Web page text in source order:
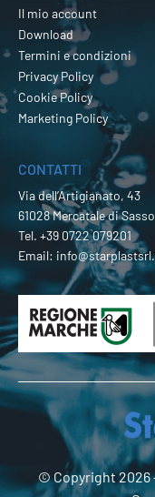
Il mio account
Download
Termini e condizioni
Privacy Policy
Cookie Policy
Marketing Policy
CONTATTI
Via dell’Artigianato, 43
61028 Mercatale di
Tel. +39 0722 079201
Email:
© Copyright 2026